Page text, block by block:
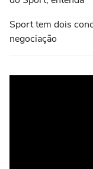
Sport tem dois
negociação